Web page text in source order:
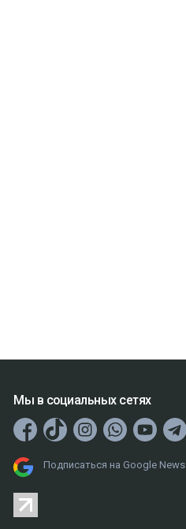
Мы в социальных сетях
Подписаться на Google News